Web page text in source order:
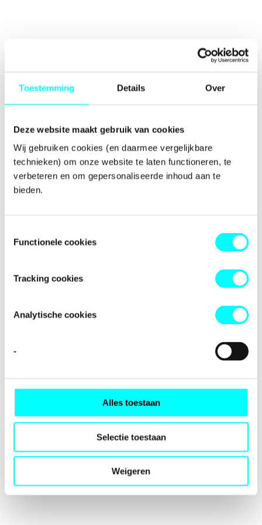
Toestemming Details Over
Deze website maakt gebruik van cookies
Wij gebruiken cookies (en daarmee vergelijkbare
technieken) om onze website te laten functioneren, te
verbeteren en om gepersonaliseerde inhoud aan te
bieden.
Functionele cookies
Tracking cookies
Analytische cookies
-
Alles toestaan
Selectie toestaan
Weigeren
-side exception has occurred while
browser consolefor